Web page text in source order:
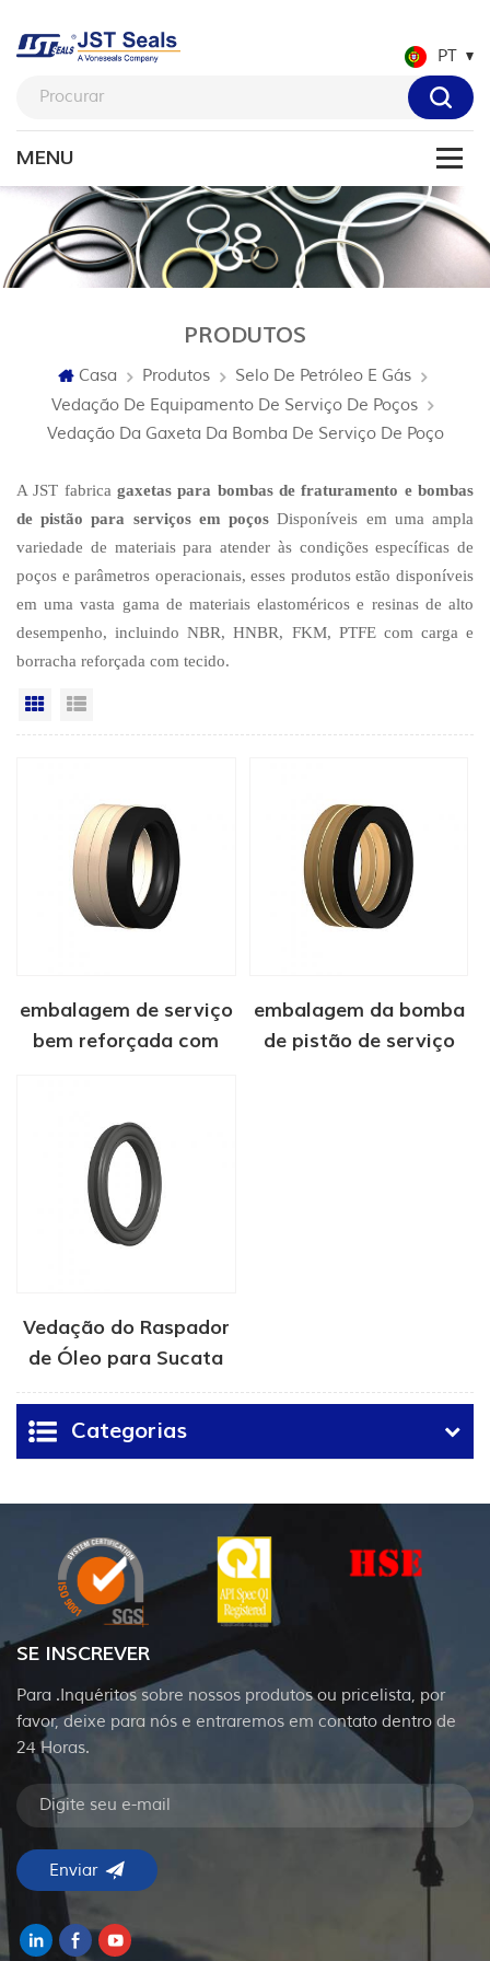
PT
PRODUTOS
Casa Produtos
Selo De Petróleo E Gás
Vedação De Equipamento De Serviço De Poços
Vedação Da Gaxeta Da Bomba De Serviço De Poço
A JST fabrica gaxetas para bombas de fraturamento e bombas
de pistão para serviços em poçosDisponíveis em uma ampla
variedade de materiais para atender às condições específicas de
poços e parâmetros operacionais, esses produtos estão disponíveis
em uma vasta gama de materiais elastoméricos e resinas de alto
desempenho, incluindo NBR, HNBR, FKM, PTFE com carga e
borracha reforçada com tecido.
Vista da grade
embalagem de serviço
bem reforçada com
embalagem da bomba
de pistão de serviço
Vedação do Raspador
de Óleo para Sucata
de Óleo Lubrificante
em Excesso
Categorias
SE INSCREVER
Para .Inquéritos sobre nossos produtos ou pricelista, por
favor, deixe para nós e entraremos em contato dentro de
24 Horas.